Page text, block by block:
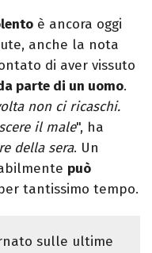
è ancora oggi
anche la nota
di aver vissuto
parte di un uomo.
non ci ricaschi.
il male", ha
della sera. Un
può
tantissimo tempo.
sulle ultime